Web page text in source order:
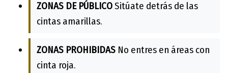
ZONAS DE PÚBLICOSitúate detrás de las
cintas amarillas.
ZONAS PROHIBIDAS No entres en áreas con
cinta roja.